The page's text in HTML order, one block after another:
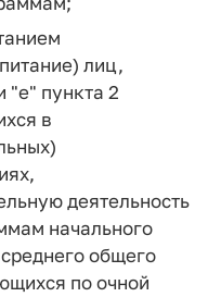
лиц,
"е" пункта 2
в
деятельность
начального
общего
по очной